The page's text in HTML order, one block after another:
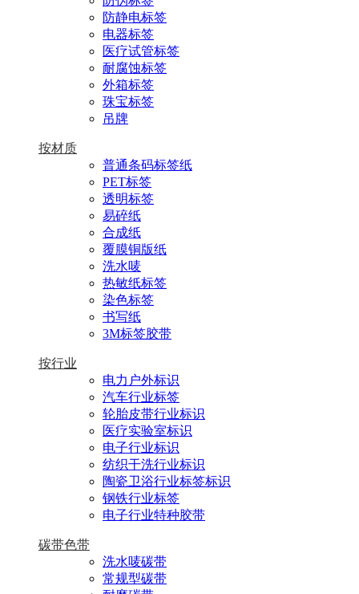
防静电标签
电器标签
医疗试管标签
耐腐蚀标签
外箱标签
珠宝标签
吊牌
按材质
普通条码标签纸
PET标签
透明标签
易碎纸
合成纸
覆膜铜版纸
洗水唛
热敏纸标签
染色标签
书写纸
3M标签胶带
按行业
电力户外标识
汽车行业标签
轮胎皮带行业标识
医疗实验室标识
电子行业标识
纺织干洗行业标识
陶瓷卫浴行业标签标识
钢铁行业标签
电子行业特种胶带
碳带色带
洗水唛碳带
常规型碳带